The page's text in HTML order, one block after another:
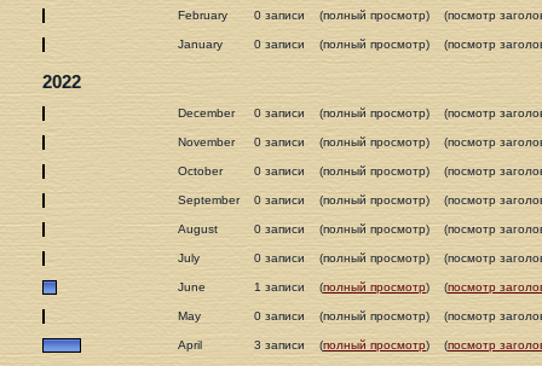
February 0 записи (полный просмотр) (посмотр
January 0 записи (полный просмотр) (посмотр
2022
December 0 записи (полный просмотр) (посмотр
November 0 записи (полный просмотр) (посмотр
October 0 записи (полный просмотр) (посмотр
September 0 записи (полный просмотр) (посмотр
August 0 записи (полный просмотр) (посмотр
July 0 записи (полный просмотр) (посмотр
June 1 записи (полный просмотр) (посмотр
May 0 записи (полный просмотр) (посмотр
April 3 записи (полный просмотр) (посмотр